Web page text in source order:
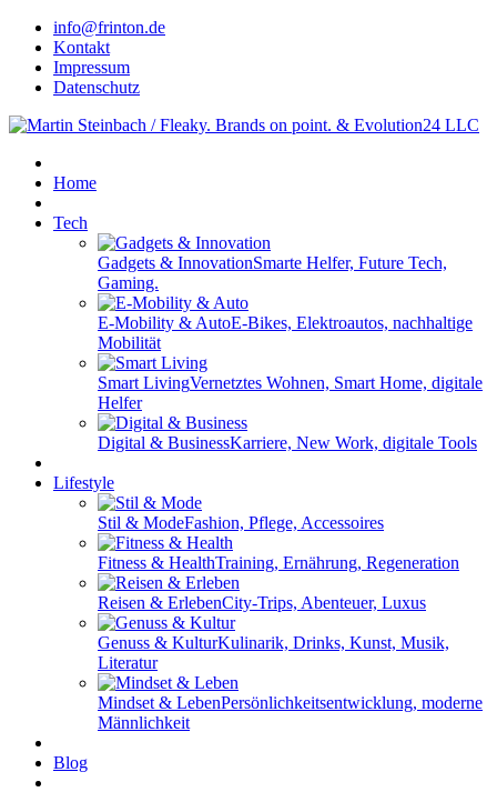
info@frinton.de
Kontakt
Impressum
Datenschutz
Home
Tech
Gadgets & InnovationSmarte Helfer, Future Tech,
Gaming.
E-Mobility & AutoE-Bikes, Elektroautos, nachhaltige
Mobilität
Smart LivingVernetztes Wohnen, Smart Home, digitale
Helfer
Digital & BusinessKarriere, New Work, digitale Tools
Lifestyle
Stil & ModeFashion, Pflege, Accessoires
Fitness & HealthTraining, Ernährung, Regeneration
Reisen & ErlebenCity-Trips, Abenteuer, Luxus
Genuss & KulturKulinarik, Drinks, Kunst, Musik,
Literatur
Mindset & LebenPersönlichkeitsentwicklung, moderne
Männlichkeit
Blog